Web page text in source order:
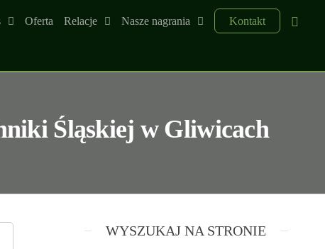
Kontakt
Oferta Relacje Nasze nagrania
Śląskiej w Gliwicach
WYSZUKAJ NA STRONIE